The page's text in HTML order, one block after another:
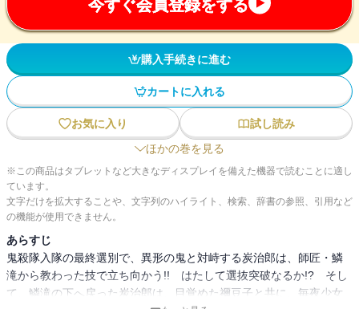
今すぐ会員登録をする
購入手続きに進む
カートに入れる
お気に入り
試し読み
ほかの巻を見る
※この商品はタブレットなど大きなディスプレイを備えた機器で読むことに適し
ています。
文字だけを拡大することや、文字列のハイライト、検索、辞書の参照、引用など
の機能が使用できません。
あらすじ
鬼殺隊入隊の最終選別で、異形の鬼と対峙する炭治郎は、師匠・鱗
滝から教わった技で立ち向かう!! はたして選抜突破なるか!? そし
て、鱗滝の下へ戻った炭治郎は、目覚めた禰豆子と共に、毎夜少女